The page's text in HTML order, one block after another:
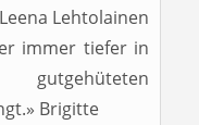
Lehtolainen
immer tiefer in
Brigitte